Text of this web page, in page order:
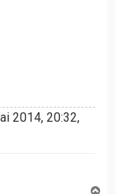
2014, 20:32,